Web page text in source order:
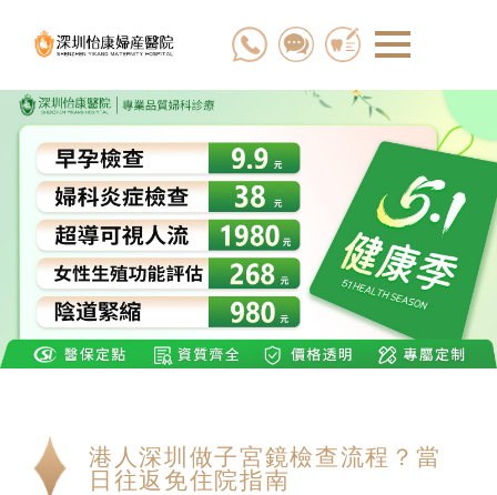
港人深圳做子宮鏡檢查流程？當
日往返免住院指南